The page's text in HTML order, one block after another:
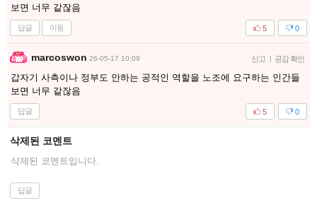
보면 너무 같잖음
답글 이동 0
5
marcoswon 26-05-17 10:09 신고 | 공감 확인
갑자기 사측이나 정부도 안하는 공적인 역할을 노조에 요구하는 인간들
보면 너무 같잖음
답글 0
5
삭제된 코멘트
삭제된 코멘트입니다.
답글